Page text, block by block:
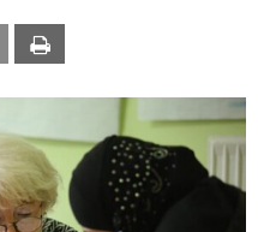
Email